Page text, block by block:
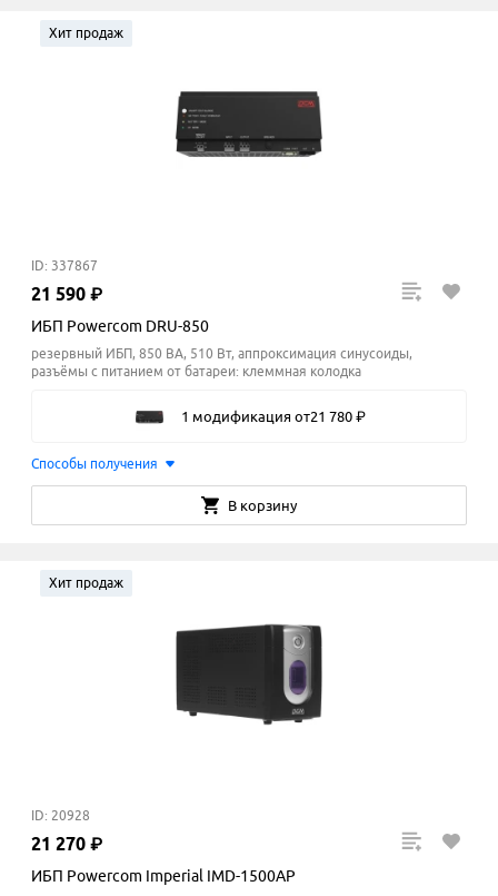
Хит продаж
ID: 337867
21 590 ₽
ИБП Powercom DRU-850
резервный ИБП, 850 ВА, 510 Вт, аппроксимация синусоиды,
разъёмы с питанием от батареи: клеммная колодка
1 модификация от21 780 ₽
Способы получения
В корзину
Хит продаж
ID: 20928
21 270 ₽
ИБП Powercom Imperial IMD-1500AP